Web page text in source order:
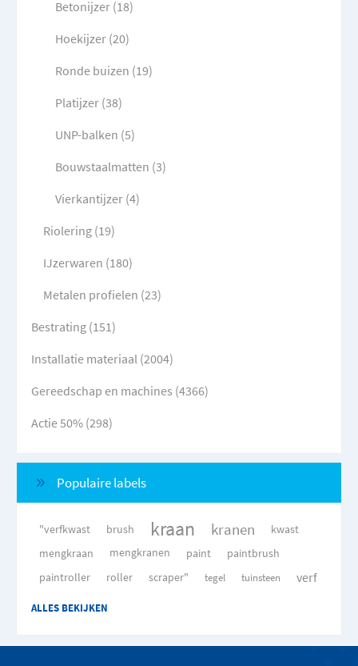
Betonijzer (18)
Hoekijzer (20)
Ronde buizen (19)
Platijzer (38)
UNP-balken (5)
Bouwstaalmatten (3)
Vierkantijzer (4)
Riolering (19)
IJzerwaren (180)
Metalen profielen (23)
Bestrating (151)
Installatie materiaal (2004)
Gereedschap en machines (4366)
Actie 50% (298)
Populaire labels
"verfkwast brush kraan kranen
kwast
mengkraan
mengkranen paint
paintbrush
paintroller
roller scraper" tegel tuinsteen verf
ALLES BEKIJKEN